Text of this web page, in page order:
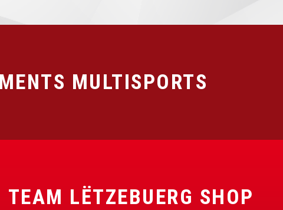
MULTISPORTS
TEAM LËTZEBUERG SHOP